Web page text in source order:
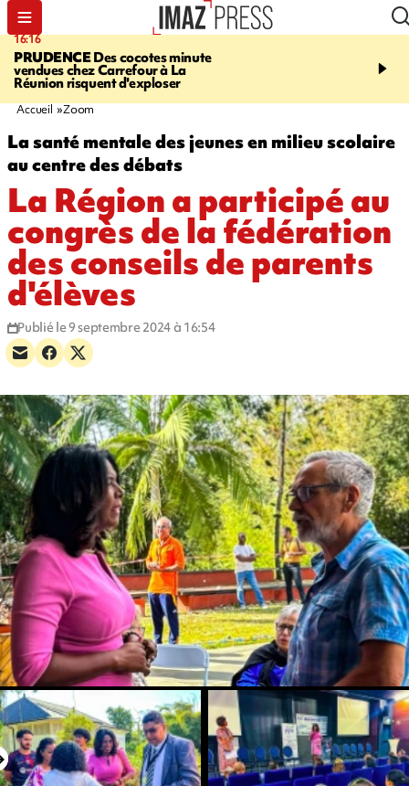
16:16
PRUDENCEDes cocotes minute
vendues chez Carrefour à La
Réunion risquent d'exploser
20:06
l'Asie, mort d'une
Accueil Zoom
La santé mentale des jeunes en milieu scolaire
au centre des débats
La Région a participé au
congrès de la fédération
des conseils de parents
d'élèves
Publié le 9 septembre 2024 à 16:54